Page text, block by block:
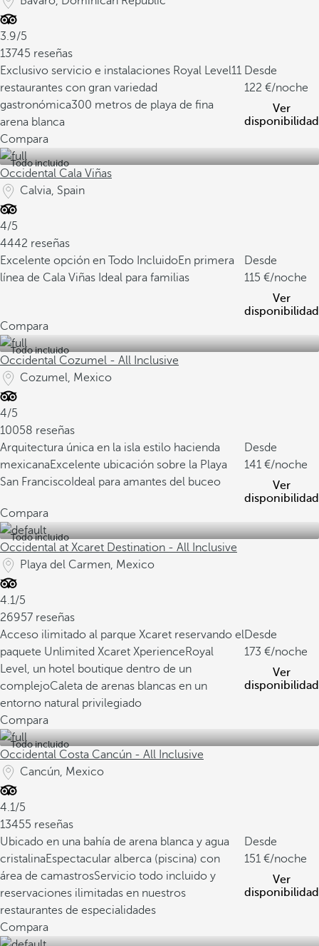
3.9/5
13745 reseñas
Exclusivo servicio e instalaciones Royal Level11
restaurantes con gran variedad
gastronómica300 metros de playa de fina
arena blanca
Desde
122
/noche
Ver
disponibilidad
Compara
Todo incluido
Occidental Cala Viñas
Calvia, Spain
4/5
4442 reseñas
Excelente opción en Todo IncluidoEn primera
línea de Cala Viñas Ideal para familias
Desde
115
/noche
Ver
disponibilidad
Compara
Todo incluido
Occidental Cozumel - All Inclusive
Cozumel, Mexico
4/5
10058 reseñas
Arquitectura única en la isla estilo hacienda
mexicanaExcelente ubicación sobre la Playa
San Francisco Ideal para amantes del buceo
Desde
141
/noche
Ver
disponibilidad
Compara
Todo incluido
Occidental at Xcaret Destination - All Inclusive
Playa del Carmen, Mexico
4.1/5
26957 reseñas
Acceso ilimitado al parque Xcaret reservando el
paquete Unlimited Xcaret XperienceRoyal
Level, un hotel boutique dentro de un
complejoCaleta de arenas blancas en un
entorno natural privilegiado
Desde
173
/noche
Ver
disponibilidad
Compara
Todo incluido
Occidental Costa Cancún - All Inclusive
Cancún, Mexico
4.1/5
13455 reseñas
Ubicado en una bahía de arena blanca y agua
cristalinaEspectacular alberca (piscina) con
área de camastrosServicio todo incluido y
reservaciones ilimitadas en nuestros
restaurantes de especialidades
Desde
151
/noche
Ver
disponibilidad
Compara